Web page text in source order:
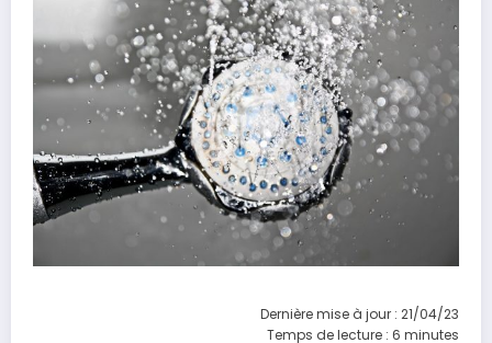
Dernière mise à jour : 21/04/23
Temps de lecture : 6 minutes